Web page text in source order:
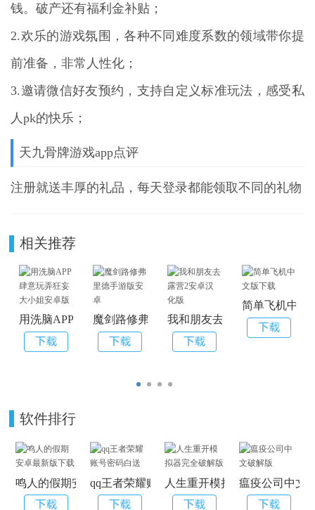
钱。破产还有福利金补贴；
2.欢乐的游戏氛围，各种不同难度系数的领域带你提
前准备，非常人性化；
3.邀请微信好友预约，支持自定义标准玩法，感受私
人pk的快乐；
天九骨牌游戏app点评
注册就送丰厚的礼品，每天登录都能领取不同的礼物
相关推荐
用洗脑APP肆意玩弄狂妄大小姐安卓版
魔剑路修弗里德手游版安卓我和朋友去露营2安卓汉化版
简单飞机中文
软件排行
鸣人的假期安卓最新版下载qq王者荣耀账号密码白送人生重开模拟器完全破解版
瘟疫公司中文